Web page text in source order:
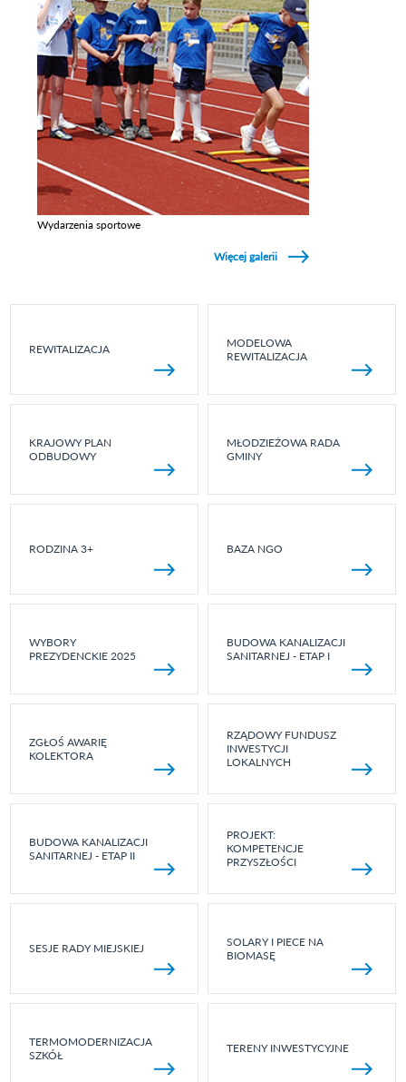
Wydarzenia sportowe
Więcej galerii
REWITALIZACJA
MODELOWA
REWITALIZACJA
KRAJOWY PLAN
ODBUDOWY
MŁODZIEŻOWA RADA
GMINY
RODZINA 3+ BAZA NGO
WYBORY
PREZYDENCKIE 2025
BUDOWA KANALIZACJI
SANITARNEJ - ETAP I
ZGŁOŚ AWARIĘ
KOLEKTORA
RZĄDOWY FUNDUSZ
INWESTYCJI
LOKALNYCH
BUDOWA KANALIZACJI
SANITARNEJ - ETAP II
PROJEKT:
KOMPETENCJE
PRZYSZŁOŚCI
SESJE RADY MIEJSKIEJ
SOLARY I PIECE NA
BIOMASĘ
TERMOMODERNIZACJA
SZKÓŁ
TERENY INWESTYCYJNE